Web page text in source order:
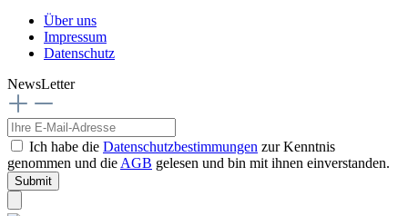
Über uns
Impressum
Datenschutz
NewsLetter
Ich habe die Datenschutzbestimmungen zur Kenntnis
genommen und die AGB gelesen und bin mit ihnen einverstanden.
Submit